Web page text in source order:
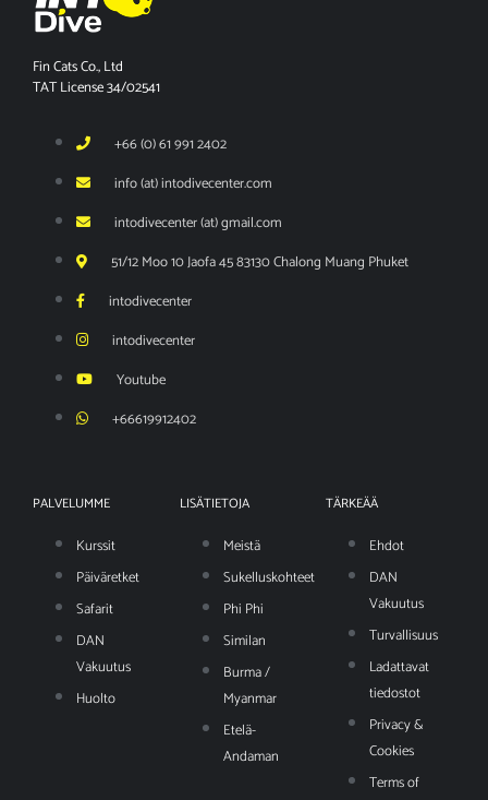
Fin Cats Co., Ltd
TAT License 34/02541
+66 (0) 61 991 2402
info (at) intodivecenter.com
intodivecenter (at) gmail.com
51/12 Moo 10 Jaofa 45 83130 Chalong Muang Phuket
intodivecenter
intodivecenter
Youtube
+66619912402
PALVELUMME
Kurssit
Päiväretket
Safarit
DAN
Vakuutus
Huolto
LISÄTIETOJA
Meistä
Sukelluskohteet
Phi Phi
Similan
Burma /
Myanmar
Etelä-
Andaman
TÄRKEÄÄ
Ehdot
DAN
Vakuutus
Turvallisuus
Ladattavat
tiedostot
Privacy &
Cookies
Terms of